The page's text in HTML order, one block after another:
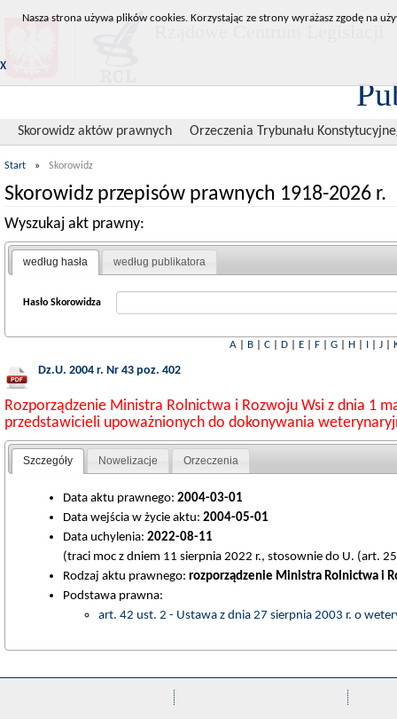
Skorowidz aktów prawnych Orzeczenia Trybunału
Start » Skorowidz
Skorowidz przepisów prawnych 1918-2026 r.
Wyszukaj akt prawny:
według hasła według publikatora
Hasło Skorowidza
A| B| C| D| E| F| G| H| I| J|
Dz.U. 2004 r. Nr 43 poz. 402
Rozporządzenie Ministra Rolnictwa i Rozwoju Wsi z dnia 1
przedstawicieli upoważnionych do dokonywania
Szczegóły Nowelizacje Orzeczenia
Data aktu prawnego: 2004-03-01
Data wejścia w życie aktu: 2004-05-01
Data uchylenia: 2022-08-11
(traci moc z dniem 11 sierpnia 2022 r., stosownie do U. (art.
Rodzaj aktu prawnego: rozporządzenie Ministra Rolnictwa i
Podstawa prawna:
art. 42 ust. 2 - Ustawa z dnia 27 sierpnia 2003 r. o
Nasza strona używa plików cookies. Korzystając ze strony wyrażasz zgodę na
X